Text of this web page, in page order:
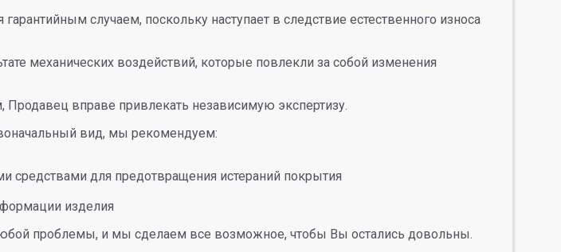
случаем, поскольку наступает в следствие естественного износа
механических воздействий, которые повлекли за собой изменения
вправе привлекать независимую экспертизу.
вид, мы рекомендуем:
средствами для предотвращения истераний покрытия
изделия
проблемы, и мы сделаем все возможное, чтобы Вы остались довольны.